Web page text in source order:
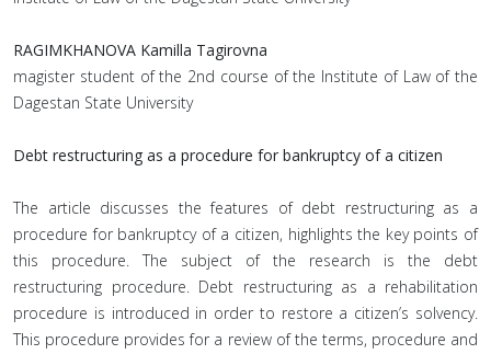
RAGIMKHANOVA Kamilla Tagirovna
magister student of the 2nd course of the Institute of Law of the
Dagestan State University
Debt restructuring as a procedure for bankruptcy of a citizen
The article discusses the features of debt restructuring as a
procedure for bankruptcy of a citizen, highlights the key points of
this procedure. The subject of the research is the debt
restructuring procedure. Debt restructuring as a rehabilitation
procedure is introduced in order to restore a citizen’s solvency.
This procedure provides for a review of the terms, procedure and